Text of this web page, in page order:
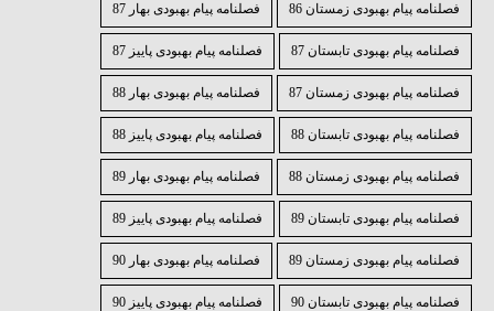
فصلنامه پیام بهبودی زمستان 86 فصلنامه پیام بهبودی بهار 87
فصلنامه پیام بهبودی تابستان 87 فصلنامه پیام بهبودی پاییز 87
فصلنامه پیام بهبودی زمستان 87 فصلنامه پیام بهبودی بهار 88
فصلنامه پیام بهبودی تابستان 88 فصلنامه پیام بهبودی پاییز 88
فصلنامه پیام بهبودی زمستان 88 فصلنامه پیام بهبودی بهار 89
فصلنامه پیام بهبودی تابستان 89 فصلنامه پیام بهبودی پاییز 89
فصلنامه پیام بهبودی زمستان 89 فصلنامه پیام بهبودی بهار 90
فصلنامه پیام بهبودی تابستان 90 فصلنامه پیام بهبودی پاییز 90